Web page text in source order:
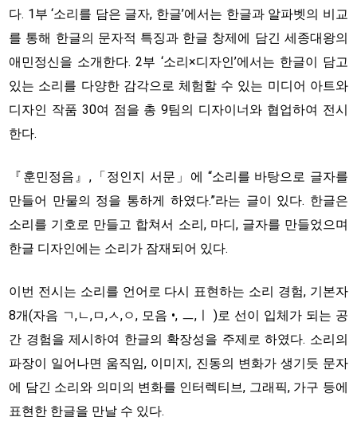
다. 1부 ‘소리를 담은 글자, 한글’에서는 한글과 알파벳의 비교
를 통해 한글의 문자적 특징과 한글 창제에 담긴 세종대왕의
애민정신을 소개한다. 2부 ‘소리×디자인’에서는 한글이 담고
있는 소리를 다양한 감각으로 체험할 수 있는 미디어 아트와
디자인 작품 30여 점을 총 9팀의 디자이너와 협업하여 전시
한다.
『훈민정음』,「정인지 서문」에 “소리를 바탕으로 글자를
만들어 만물의 정을 통하게 하였다.”라는 글이 있다. 한글은
소리를 기호로 만들고 합쳐서 소리, 마디, 글자를 만들었으며
한글 디자인에는 소리가 잠재되어 있다.
이번 전시는 소리를 언어로 다시 표현하는 소리 경험, 기본자
8개(자음 ㄱ,ㄴ,ㅁ,ㅅ,ㅇ, 모음 •, ㅡ,ㅣ )로 선이 입체가 되는 공
간 경험을 제시하여 한글의 확장성을 주제로 하였다. 소리의
파장이 일어나면 움직임, 이미지, 진동의 변화가 생기듯 문자
에 담긴 소리와 의미의 변화를 인터렉티브, 그래픽, 가구 등에
표현한 한글을 만날 수 있다.